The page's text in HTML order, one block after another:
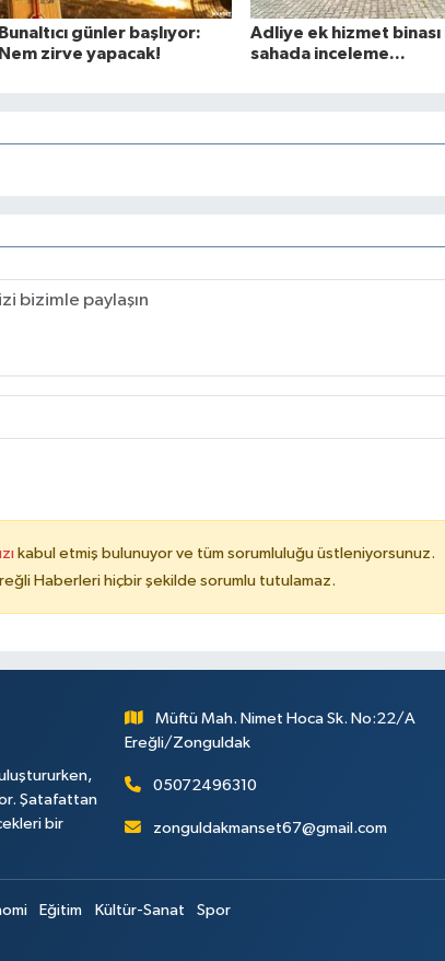
Bunaltıcı günler başlıyor:
Nem zirve yapacak!
Adliye ek hizmet binası
sahada inceleme...
kabul etmiş bulunuyor ve tüm sorumluluğu üstleniyorsunuz.
Haberleri hiçbir şekilde sorumlu tutulamaz.
Şatafattan
bir
Müftü Mah. Nimet Hoca Sk. No:22/A
Ereğli/Zonguldak
05072496310
zonguldakmanset67@gmail.com
Eğitim Kültür-Sanat Spor